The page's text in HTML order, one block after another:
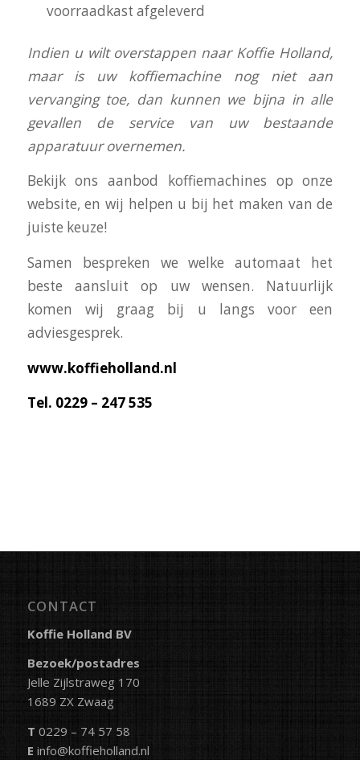
voorraadkast afgeleverd
Indien u wilt overstappen naar Koffie Holland,
maar is uw koffiemachine nog niet aan
vervanging toe, dan kunnen we bijna in alle
gevallen de service van uw bestaande
apparatuur overnemen.
Bekijk ons aanbod koffiemachines op onze
website, en wij helpen u bij het maken van de
juiste keuze!
Samen bespreken we welke automaat het
beste aansluit op uw wensen. Natuurlijk
komen wij graag bij u langs voor een
adviesgesprek.
www.koffieholland.nl
Tel. 0229 – 247 535
CONTACT
Koffie Holland BV
Bezoek/postadres
Jelle Zijlstraweg 170
1689 ZX Zwaag
T 0229 – 74 57 58
E info@koffieholland.nl